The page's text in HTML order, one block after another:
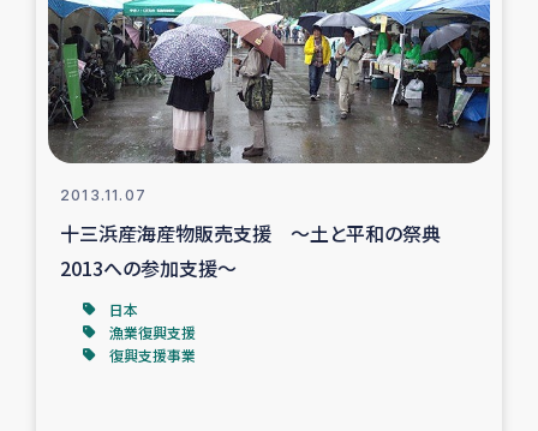
漁業復興支援
インターン・ボランティア日誌
ガザ空爆被災者への食料支援と農家生産支援
2013.11.07
十三浜産海産物販売支援 ～土と平和の祭典
2013への参加支援～
日本
漁業復興支援
復興支援事業